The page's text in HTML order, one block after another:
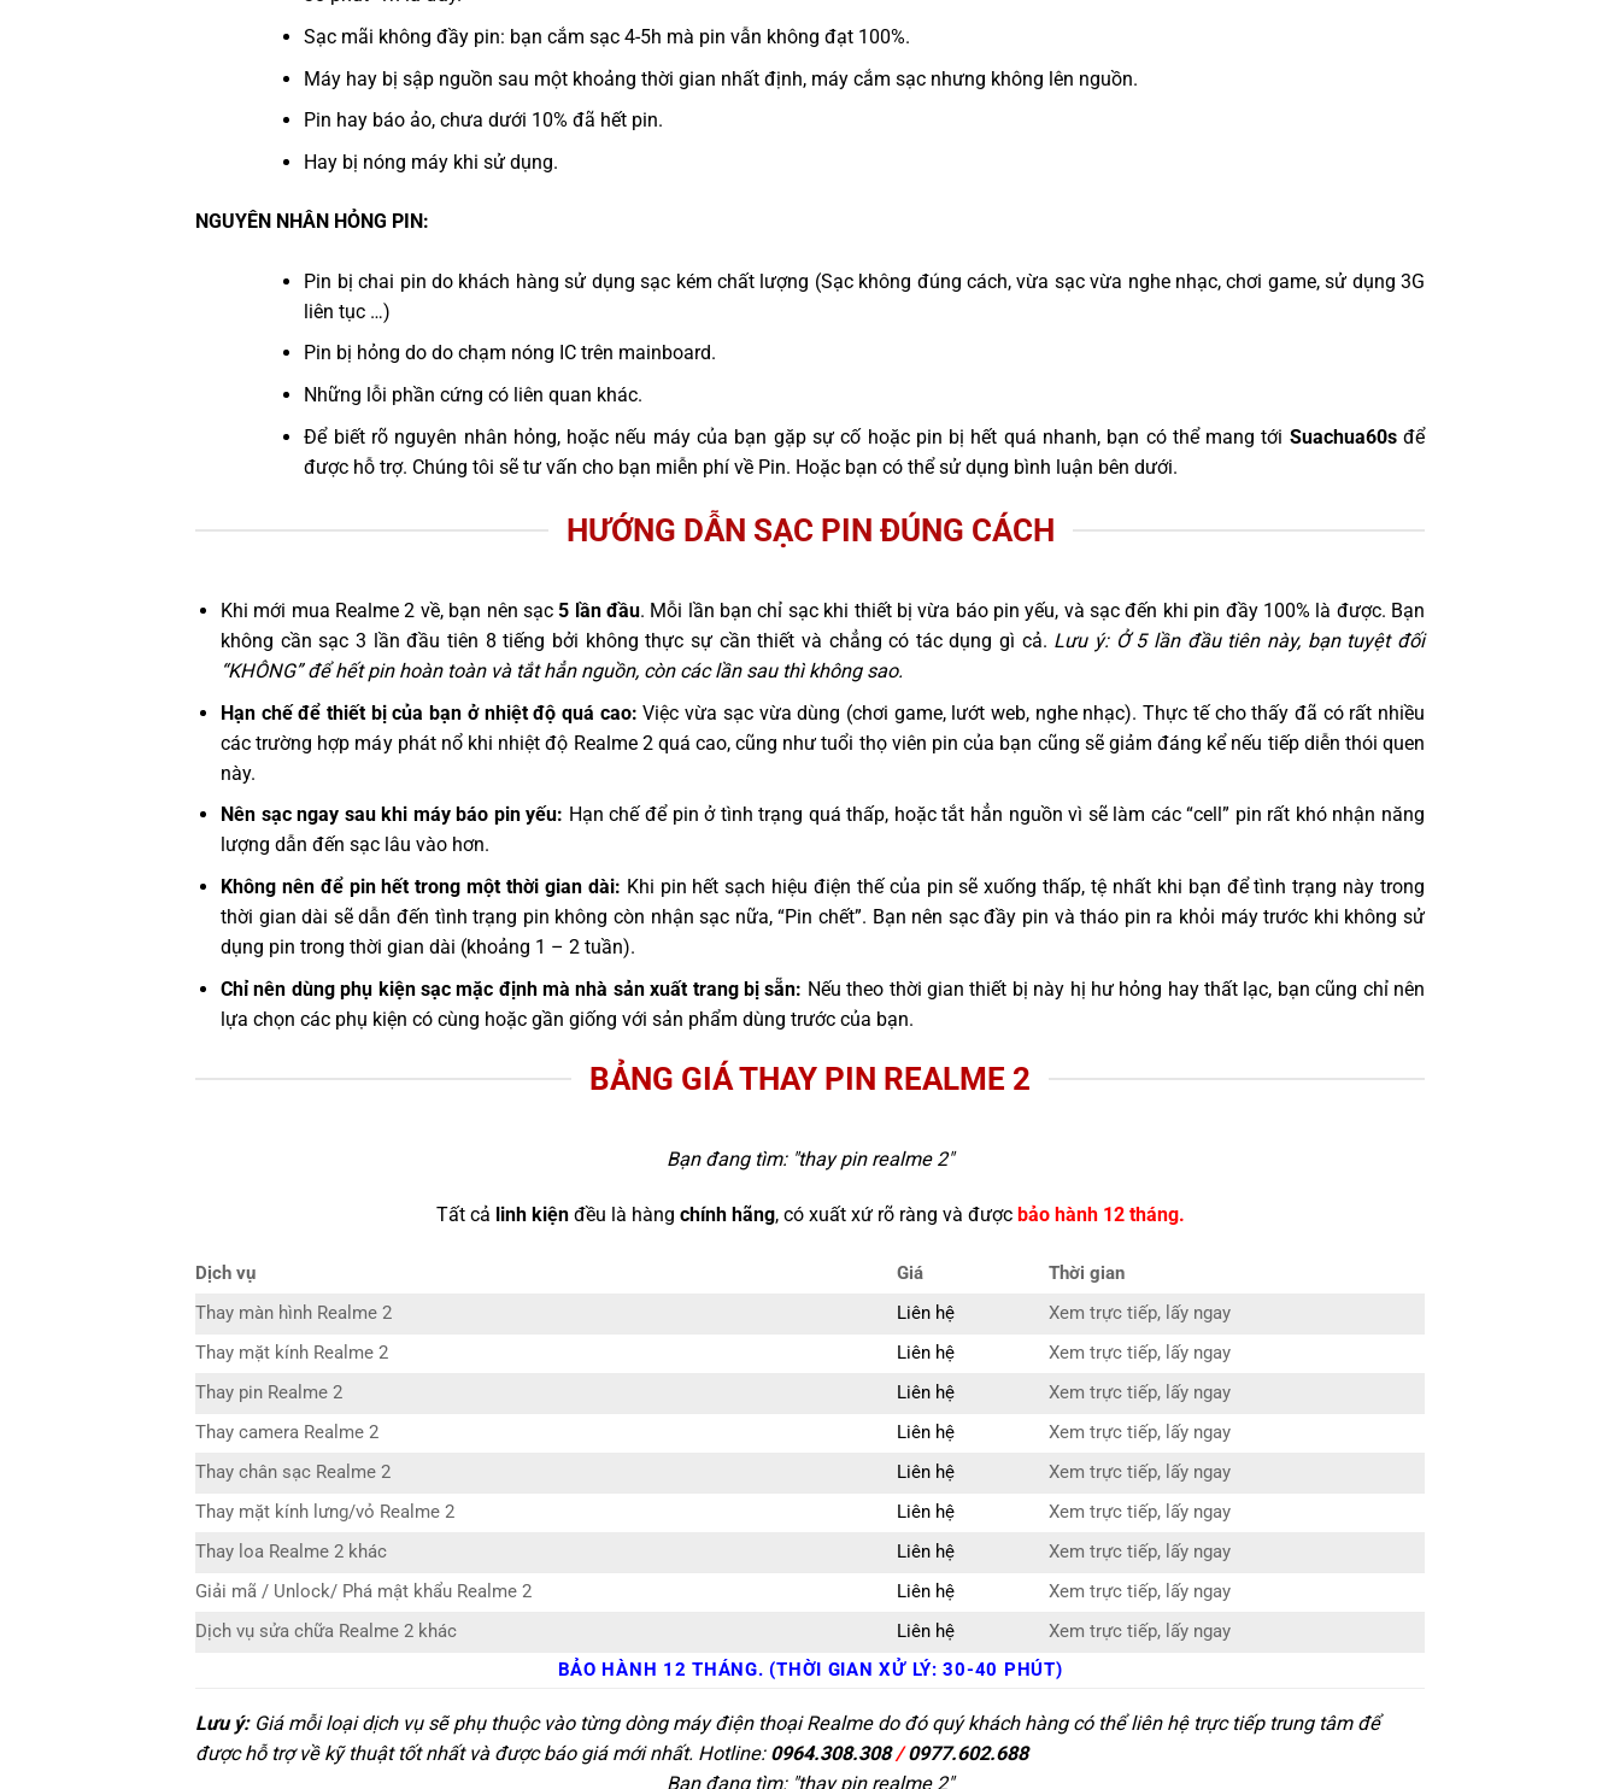
Sạc mãi không đầy pin: bạn cắm sạc 4-5h mà pin vẫn không đạt 100%.
Máy hay bị sập nguồn sau một khoảng thời gian nhất định, máy cắm sạc nhưng không lên nguồn.
Pin hay báo ảo, chưa dưới 10% đã hết pin.
Hay bị nóng máy khi sử dụng.
NGUYÊN NHÂN HỎNG PIN:
Pin bị chai pin do khách hàng sử dụng sạc kém chất lượng (Sạc không đúng cách, vừa sạc vừa nghe nhạc, chơi game, sử dụng 3G
liên tục …)
Pin bị hỏng do do chạm nóng IC trên mainboard.
Những lỗi phần cứng có liên quan khác.
Để biết rõ nguyên nhân hỏng, hoặc nếu máy của bạn gặp sự cố hoặc pin bị hết quá nhanh, bạn có thể mang tới Suachua60sđể
được hỗ trợ. Chúng tôi sẽ tư vấn cho bạn miễn phí về Pin. Hoặc bạn có thể sử dụng bình luận bên dưới.
HƯỚNG DẪN SẠC PIN ĐÚNG CÁCH
Khi mới mua Realme 2 về, bạn nên sạc5 lần đầu. Mỗi lần bạn chỉ sạc khi thiết bị vừa báo pin yếu, và sạc đến khi pin đầy 100% là được. Bạn
không cần sạc 3 lần đầu tiên 8 tiếng bởi không thực sự cần thiết và chẳng có tác dụng gì cả. Lưu ý: Ở 5 lần đầu tiên này, bạn tuyệt đối
“KHÔNG” để hết pin hoàn toàn và tắt hẳn nguồn, còn các lần sau thì không sao.
Hạn chế để thiết bị của bạn ở nhiệt độ quá cao: Việc vừa sạc vừa dùng (chơi game, lướt web, nghe nhạc). Thực tế cho thấy đã có rất nhiều
các trường hợp máy phát nổ khi nhiệt độ Realme 2 quá cao, cũng như tuổi thọ viên pin của bạn cũng sẽ giảm đáng kể nếu tiếp diễn thói quen
này.
Nên sạc ngay sau khi máy báo pin yếu: Hạn chế để pin ở tình trạng quá thấp, hoặc tắt hẳn nguồn vì sẽ làm các “cell” pin rất khó nhận năng
lượng dẫn đến sạc lâu vào hơn.
Không nên để pin hết trong một thời gian dài: Khi pin hết sạch hiệu điện thế của pin sẽ xuống thấp, tệ nhất khi bạn để tình trạng này trong
thời gian dài sẽ dẫn đến tình trạng pin không còn nhận sạc nữa, “Pin chết”. Bạn nên sạc đầy pin và tháo pin ra khỏi máy trước khi không sử
dụng pin trong thời gian dài (khoảng 1 – 2 tuần).
Chỉ nên dùng phụ kiện sạc mặc định mà nhà sản xuất trang bị sẵn: Nếu theo thời gian thiết bị này hị hư hỏng hay thất lạc, bạn cũng chỉ nên
lựa chọn các phụ kiện có cùng hoặc gần giống với sản phẩm dùng trước của bạn.
BẢNG GIÁ THAY PIN REALME 2
Bạn đang tìm: "thay pin realme 2"
Tất cả linh kiệnđều là hàng chính hãng, có xuất xứ rõ ràng và được bảo hành 12 tháng.
Dịch vụ Giá
Thời gian
Thay màn hình Realme 2
Liên hệ
Xem trực tiếp, lấy ngay
Thay mặt kính Realme 2
Liên hệ
Xem trực tiếp, lấy ngay
Thay pin Realme 2
Liên hệ
Xem trực tiếp, lấy ngay
Thay camera Realme 2
Liên hệ
Xem trực tiếp, lấy ngay
Thay chân sạc Realme 2
Liên hệ
Xem trực tiếp, lấy ngay
Thay mặt kính lưng/vỏ Realme 2
Liên hệ
Xem trực tiếp, lấy ngay
Thay loa Realme 2 khác
Liên hệ
Xem trực tiếp, lấy ngay
Giải mã / Unlock/ Phá mật khẩu Realme 2
Liên hệ
Xem trực tiếp, lấy ngay
Dịch vụ sửa chữa Realme 2 khác
Liên hệ
Xem trực tiếp, lấy ngay
BẢO HÀNH 12 THÁNG. (THỜI GIAN XỬ LÝ: 30-40 PHÚT)
Lưu ý:Giá mỗi loại dịch vụ sẽ phụ thuộc vào từng dòng máy điện thoại Realme do đó quý khách hàng có thể liên hệ trực tiếp trung tâm để
được hỗ trợ về kỹ thuật tốt nhất và được báo giá mới nhất. Hotline: 0964.308.308/0977.602.688
Bạn đang tìm: "thay pin realme 2"